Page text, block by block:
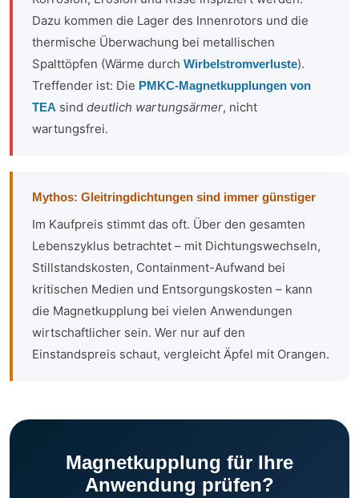
Dazu kommen die Lager des Innenrotors und die
thermische Überwachung bei metallischen
Spalttöpfen (Wärme durch Wirbelstromverluste).
Treffender ist: Die PMKC-Magnetkupplungen von
TEA sind deutlich wartungsärmer, nicht
wartungsfrei.
Mythos: Gleitringdichtungen sind immer günstiger
Im Kaufpreis stimmt das oft. Über den gesamten
Lebenszyklus betrachtet – mit Dichtungswechseln,
Stillstandskosten, Containment-Aufwand bei
kritischen Medien und Entsorgungskosten – kann
die Magnetkupplung bei vielen Anwendungen
wirtschaftlicher sein. Wer nur auf den
Einstandspreis schaut, vergleicht Äpfel mit Orangen.
Magnetkupplung für Ihre
Anwendung prüfen?